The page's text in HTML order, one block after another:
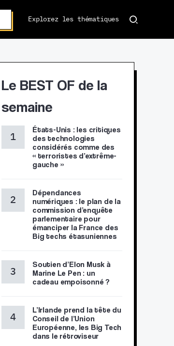
Explorez les thématiques
Le BEST OF de la
semaine
États-Unis : les critiques
des technologies
considérés comme des
« terroristes d’extrême-
gauche »
Dépendances
numériques : le plan de la
commission d’enquête
parlementaire pour
émanciper la France des
Big techs étasuniennes
Soutien d’Elon Musk à
Marine Le Pen : un
cadeau empoisonné ?
L’Irlande prend la tête du
Conseil de l’Union
Européenne, les Big Tech
dans le rétroviseur